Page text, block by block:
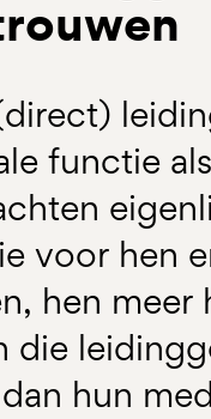
functie
voor hen
hen meer
die
hun